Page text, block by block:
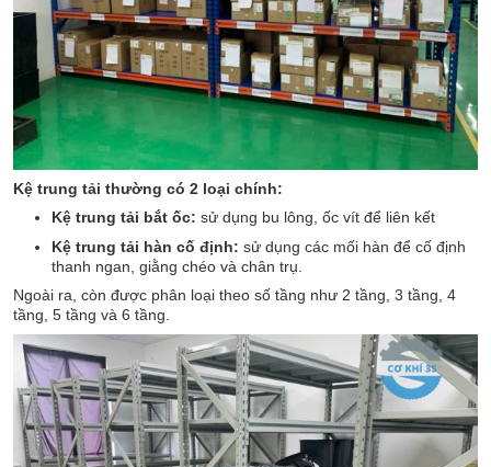
Kệ trung tải thường có 2 loại chính:
Kệ trung tải bắt ốc: sử dụng bu lông, ốc vít để liên kết
Kệ trung tải hàn cố định: sử dụng các mối hàn để cố định
thanh ngan, giằng chéo và chân trụ.
Ngoài ra, còn được phân loại theo số tầng như 2 tầng, 3 tầng, 4
tầng, 5 tầng và 6 tầng.